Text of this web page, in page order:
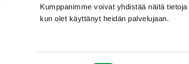
Kumppanimme voivat yhdistää näitä
kun olet käyttänyt heidän palvelujaan.